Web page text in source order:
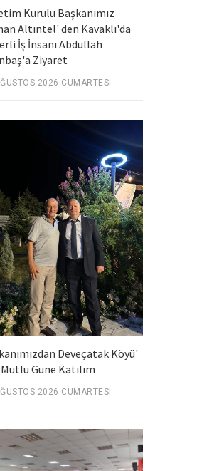
Kurulu Başkanımız
Altıntel' den Kavaklı'da
İş İnsanı Abdullah
Ziyaret
2026 CUMARTESI
Deveçatak Köyü'
Güne Katılım
2026 CUMARTESI